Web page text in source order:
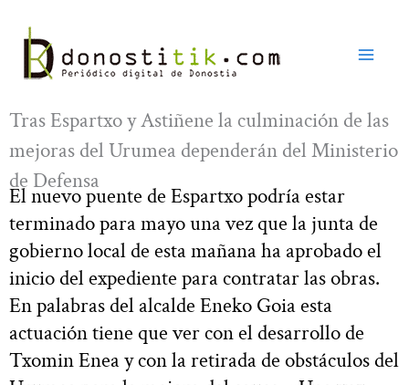
contenido
Tras Espartxo y Astiñene la culminación de las
mejoras del Urumea dependerán del Ministerio
de Defensa
El nuevo puente de Espartxo podría estar
terminado para mayo una vez que la junta de
gobierno local de esta mañana ha aprobado el
inicio del expediente para contratar las obras.
En palabras del alcalde Eneko Goia esta
actuación tiene que ver con el desarrollo de
Txomin Enea y con la retirada de obstáculos del